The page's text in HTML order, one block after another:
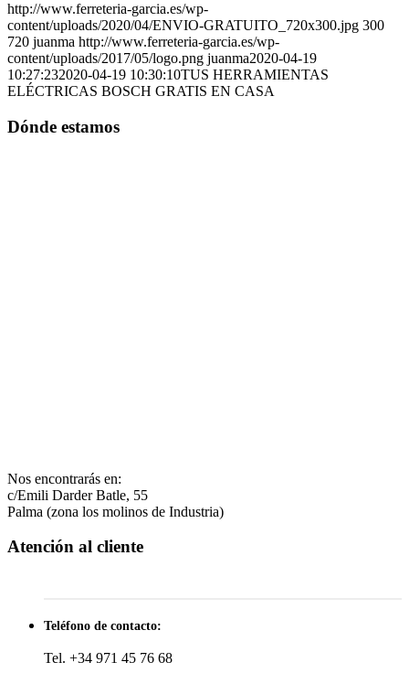
http://www.ferreteria-garcia.es/wp-
content/uploads/2020/04/ENVIO-GRATUITO_720x300.jpg 300
720 juanma http://www.ferreteria-garcia.es/wp-
content/uploads/2017/05/logo.png juanma2020-04-19
10:27:232020-04-19 10:30:10TUS HERRAMIENTAS
ELÉCTRICAS BOSCH GRATIS EN CASA
Dónde estamos
Nos encontrarás en:
c/Emili Darder Batle, 55
Palma (zona los molinos de Industria)
Atención al cliente
Teléfono de contacto:
Tel. +34 971 45 76 68